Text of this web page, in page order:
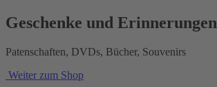
Geschenke und Erinnerungen
Patenschaften, DVDs, Bücher, Souvenirs
Weiter zum Shop